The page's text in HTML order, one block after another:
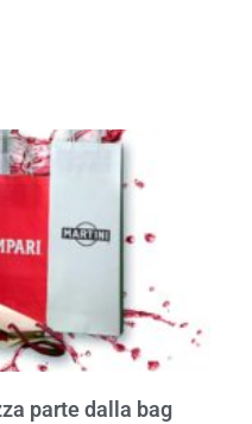
parte dalla bag